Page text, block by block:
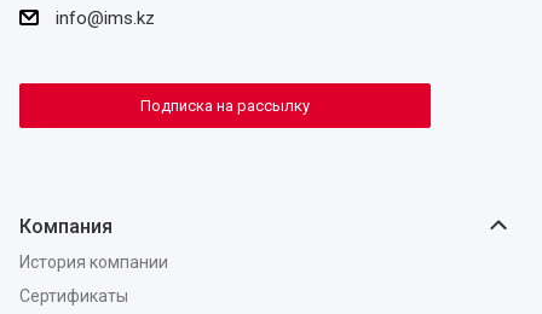
info@ims.kz
Подписка на рассылку
Компания
История компании
Сертификаты